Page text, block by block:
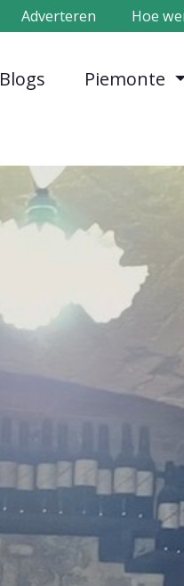
Adverteren Hoe
Blogs Piemonte